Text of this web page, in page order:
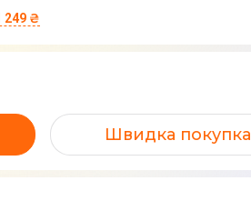
249 ₴
Швидка покупка